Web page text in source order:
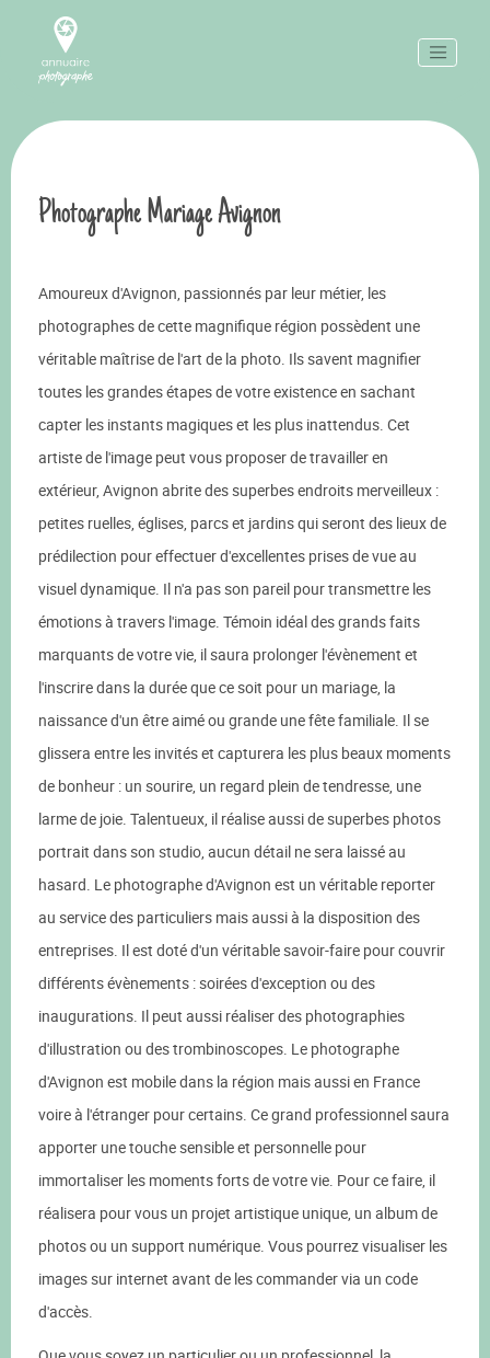
Photographe Mariage Avignon
Amoureux d'Avignon, passionnés par leur métier, les
photographes de cette magnifique région possèdent une
véritable maîtrise de l'art de la photo. Ils savent magnifier
toutes les grandes étapes de votre existence en sachant
capter les instants magiques et les plus inattendus. Cet
artiste de l'image peut vous proposer de travailler en
extérieur, Avignon abrite des superbes endroits merveilleux :
petites ruelles, églises, parcs et jardins qui seront des lieux de
prédilection pour effectuer d'excellentes prises de vue au
visuel dynamique. Il n'a pas son pareil pour transmettre les
émotions à travers l'image. Témoin idéal des grands faits
marquants de votre vie, il saura prolonger l'évènement et
l'inscrire dans la durée que ce soit pour un mariage, la
naissance d'un être aimé ou grande une fête familiale. Il se
glissera entre les invités et capturera les plus beaux moments
de bonheur : un sourire, un regard plein de tendresse, une
larme de joie. Talentueux, il réalise aussi de superbes photos
portrait dans son studio, aucun détail ne sera laissé au
hasard. Le photographe d'Avignon est un véritable reporter
au service des particuliers mais aussi à la disposition des
entreprises. Il est doté d'un véritable savoir-faire pour couvrir
différents évènements : soirées d'exception ou des
inaugurations. Il peut aussi réaliser des photographies
d'illustration ou des trombinoscopes. Le photographe
d'Avignon est mobile dans la région mais aussi en France
voire à l'étranger pour certains. Ce grand professionnel saura
apporter une touche sensible et personnelle pour
immortaliser les moments forts de votre vie. Pour ce faire, il
réalisera pour vous un projet artistique unique, un album de
photos ou un support numérique. Vous pourrez visualiser les
images sur internet avant de les commander via un code
d'accès.